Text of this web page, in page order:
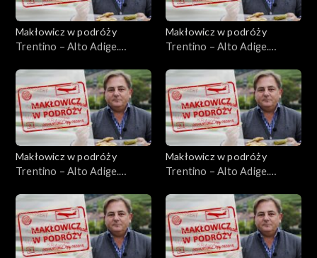
Makłowicz w podróży
Trentino – Alto Adige.
Makłowicz w podróży
Trentino – Alto Adige.
Makłowicz w podróży
Trentino – Alto Adige.
Makłowicz w podróży
Trentino – Alto Adige.